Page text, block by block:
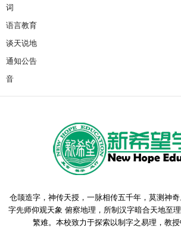
词
语言教育
谈天说地
通知公告
音
仓颉造字，神传天授，一脉相传五千年，莫测神
字先师仰观天象 俯察地理，所制汉字暗合天地至
繁难。本校致力于探索以制字之易理，教授